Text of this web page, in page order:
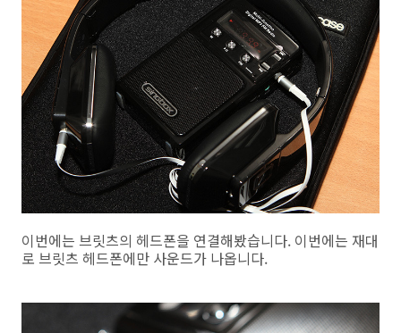
이번에는 브릿츠의 헤드폰을 연결해봤습니다. 이번에는 재대
로 브릿츠 헤드폰에만 사운드가 나옵니다.